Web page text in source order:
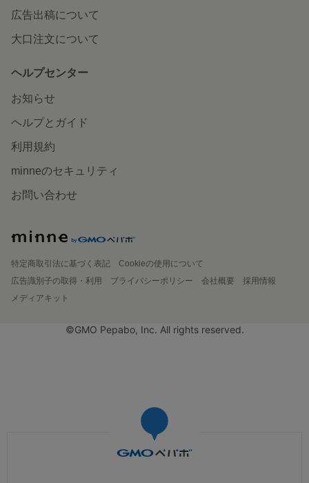
広告出稿について
大口注文について
ヘルプセンター
お知らせ
ヘルプとガイド
利用規約
minneのセキュリティ
お問い合わせ
特定商取引法に基づく表記
Cookieの使用について
広告識別子の取得・利用
プライバシーポリシー 会社概要
採用情報
メディアキット
©GMO Pepabo, Inc. All rights reserved.